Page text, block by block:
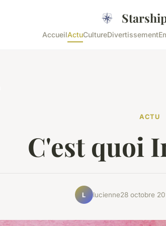
AccueilActuCultureDivertissement
ACTU
C'est quoi
L lucienne28 octobre